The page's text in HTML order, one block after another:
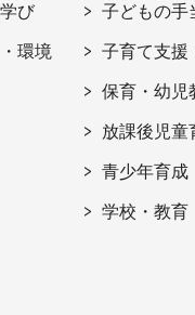
び
環境
子どもの手
子育て支援
保育・幼児
放課後児童
青少年育成
学校・教育